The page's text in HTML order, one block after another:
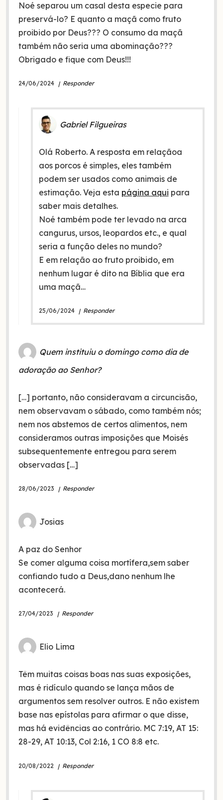
Noé separou um casal desta especie para
preservá-lo? E quanto a maçã como fruto
proibido por Deus??? O consumo da maçã
também não seria uma abominação???
Obrigado e fique com Deus!!!
24/06/2024 Responder
Gabriel Filgueiras
Olá Roberto. A resposta em relaçãoa
aos porcos é simples, eles também
podem ser usados como animais de
estimação. Veja esta página aqui para
saber mais detalhes.
Noé também pode ter levado na arca
cangurus, ursos, leopardos etc., e qual
seria a função deles no mundo?
E em relação ao fruto proibido, em
nenhum lugar é dito na Bíblia que era
uma maçã…
25/06/2024 Responder
Quem instituiu o domingo como dia de
adoração ao Senhor?
[…] portanto, não consideravam a circuncisão,
nem observavam o sábado, como também nós;
nem nos abstemos de certos alimentos, nem
consideramos outras imposições que Moisés
subsequentemente entregou para serem
observadas […]
28/06/2023 Responder
Josias
A paz do Senhor
Se comer alguma coisa mortífera,sem saber
confiando tudo a Deus,dano nenhum lhe
acontecerá.
27/04/2023 Responder
Elio Lima
Têm muitas coisas boas nas suas exposições,
mas é ridículo quando se lança mãos de
argumentos sem resolver outros. E não existem
base nas epístolas para afirmar o que disse,
mas há evidências ao contrário. MC 7:19, AT 15:
28-29, AT 10:13, Col 2:16, 1 CO 8:8 etc.
20/08/2022 Responder